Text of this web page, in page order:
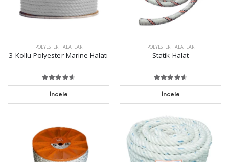
POLYESTER HALATLAR
3 Kollu Polyester Marine Halatı
İncele
POLYESTER HALATLAR
Statik Halat
İncele